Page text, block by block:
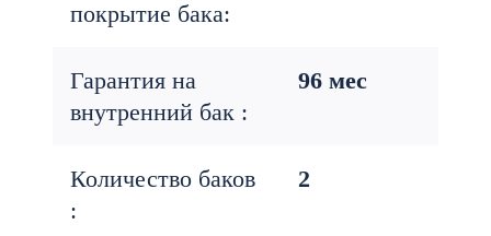
покрытие бака:
Гарантия на
внутренний бак :
96 мес
Количество баков
:
2